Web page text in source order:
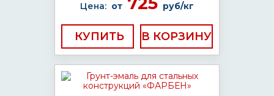
Цена: от руб/кг
КУПИТЬ